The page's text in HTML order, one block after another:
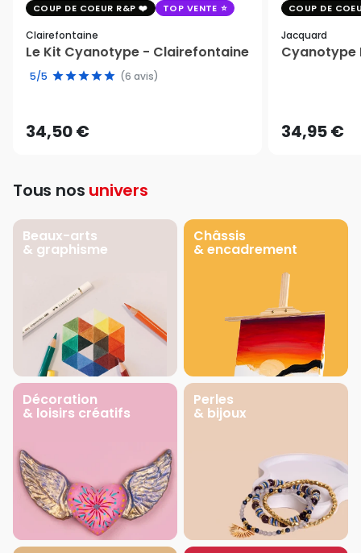
COUP DE COEUR R&P TOP VENTE
Clairefontaine
Le Kit Cyanotype - Clairefontaine
5/5 (6 avis)
34,50 €
COUP DE
Jacquard
Cyanotype
34,95 €
Tous nos univers
Beaux-arts
& graphisme
Châssis
& encadrement
Décoration
& loisirs créatifs
Perles
& bijoux